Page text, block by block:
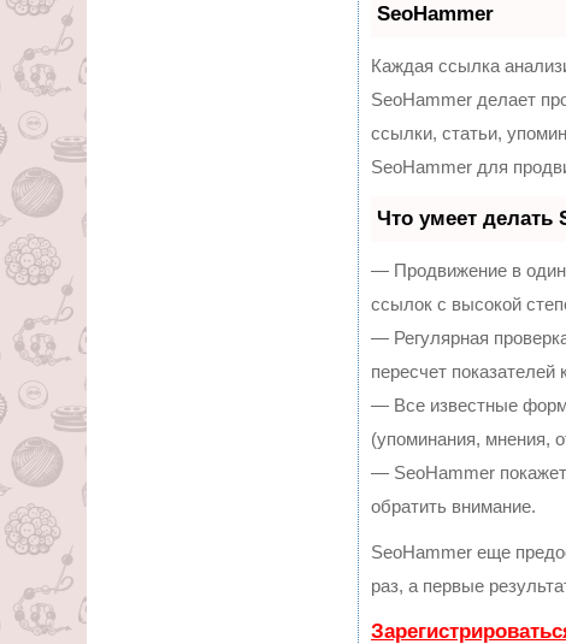
SeoHammer
Каждая ссылка
SeoHammer делает
ссылки, статьи,
SeoHammer для
Что умеет делать
— Продвижение в один
ссылок с высокой
— Регулярная
пересчет показателей
— Все известные
(упоминания, мнения,
— SeoHammer
обратить внимание.
SeoHammer еще
раз, а первые